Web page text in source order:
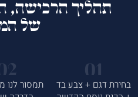
תהליך הרכישה,
של
בחירת דגם + צבע בד
תמסור לנו